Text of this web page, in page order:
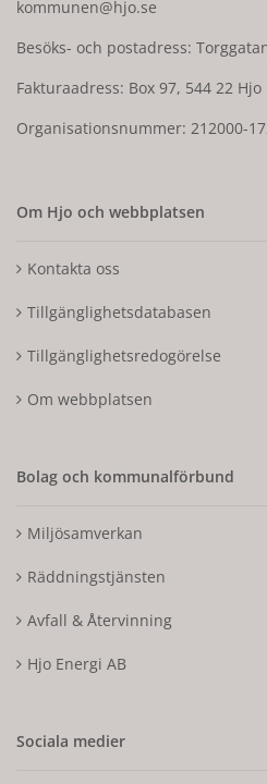
kommunen@hjo.se
Besöks- och postadress:
Fakturaadress: Box 97, 544 22 Hjo
Organisationsnummer: 212000-
Om Hjo och webbplatsen
Kontakta oss
Tillgänglighetsdatabasen
Tillgänglighetsredogörelse
Om webbplatsen
Bolag och kommunalförbund
Miljösamverkan
Räddningstjänsten
Avfall & Återvinning
Hjo Energi AB
Sociala medier